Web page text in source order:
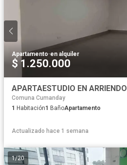
Apartamento·en alquiler
$ 1.250.000
Comuna Cumanday
1 Habitación1 BañoApartamento
Actualizado hace 1 semana
1/20